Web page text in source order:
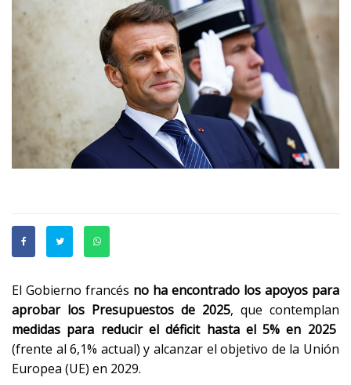
El Gobierno francés no ha encontrado los apoyos para
aprobar los Presupuestos de 2025, que contemplan
medidas para reducir el déficit hasta el 5% en 2025
(frente al 6,1% actual) y alcanzar el objetivo de la Unión
Europea (UE) en 2029.